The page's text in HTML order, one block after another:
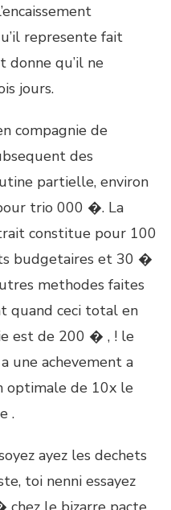
represente fait
donne qu’il ne
jours.
compagnie de
des
partielle, environ
trio 000 �. La
constitue pour 100
budgetaires et 30 �
methodes faites
quand ceci total en
est de 200 � , ! le
une achevement a
de 10x le
.
ayez les dechets
toi nenni essayez